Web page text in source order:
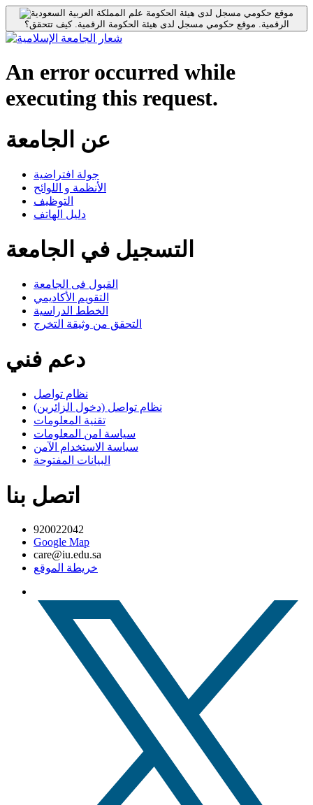
موقع حكومي مسجل لدى هيئة الحكومة
الرقمية. موقع حكومي مسجل لدى هيئة الحكومة الرقمية.كيف تتحقق؟
An error occurred while
executing this request.
عن الجامعة
جولة افتراضية
الأنظمة و اللوائح
التوظيف
دليل الهاتف
التسجيل في الجامعة
القبول فى الجامعة
التقويم الأكاديمي
الخطط الدراسية
التحقق من وثيقة التخرج
دعم فني
نظام تواصل
نظام تواصل (دخول الزائرين)
تقنية المعلومات
سياسة امن المعلومات
سياسة الاستخدام الآمن
البيانات المفتوحة
اتصل بنا
920022042
Google Map
care@iu.edu.sa
خريطة الموقع